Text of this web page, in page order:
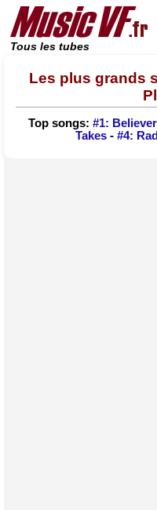
Tous les tubes
Les plus grands
Top songs: #1: Believer
Takes- #4: